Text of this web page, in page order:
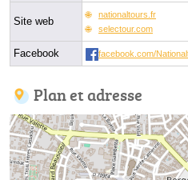
Site web
nationaltours.fr
selectour.com
Facebook facebook.com/
Plan et adresse